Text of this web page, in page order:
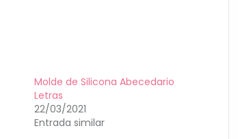
Molde de Silicona Abecedario
Letras
22/03/2021
Entrada similar